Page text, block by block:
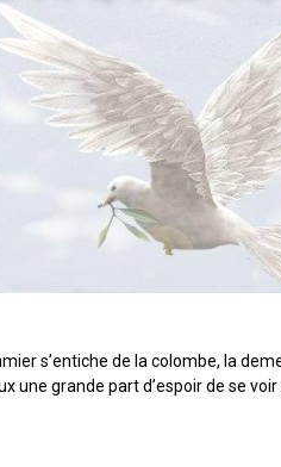
s’entiche de la colombe, la
une grande part d’espoir de se voir